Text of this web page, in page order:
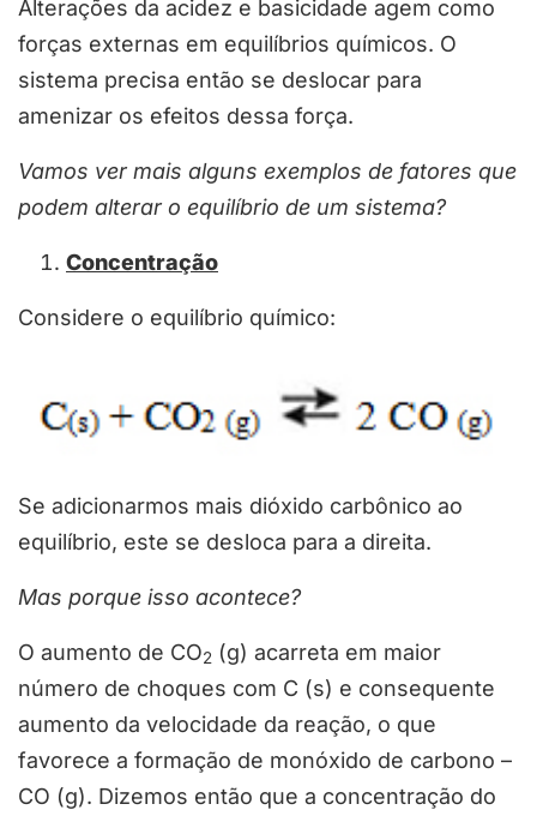
Alterações da acidez e basicidade agem como
forças externas em equilíbrios químicos. O
sistema precisa então se deslocar para
amenizar os efeitos dessa força.
Vamos ver mais alguns exemplos de fatores que
podem alterar o equilíbrio de um sistema?
Concentração
Considere o equilíbrio químico:
Se adicionarmos mais dióxido carbônico ao
equilíbrio, este se desloca para a direita.
Mas porque isso acontece?
O aumento de CO2 (g) acarreta em maior
número de choques com C (s) e consequente
aumento da velocidade da reação, o que
favorece a formação de monóxido de carbono –
CO (g). Dizemos então que a concentração do